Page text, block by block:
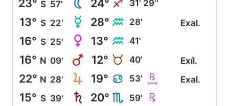
23° S 57' N 24° I 31' 29''
13° S 22' O 28° K 28' Exal.
16° S 25' P 13° K 41'
16° N 09' Q 12° B 40' Exíl.
22° N 28' R 19° D 53' m Exal.
15° S 39' S 20° H 59' Ç